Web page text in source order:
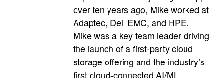
over ten years ago, Mike worked at
Adaptec, Dell EMC, and HPE.
Mike was a key team leader driving
the launch of a first-party cloud
storage offering and the industry’s
first cloud-connected AI/ML